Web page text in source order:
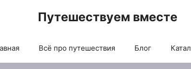
Путешествуем вместе
Всё про путешествия Блог